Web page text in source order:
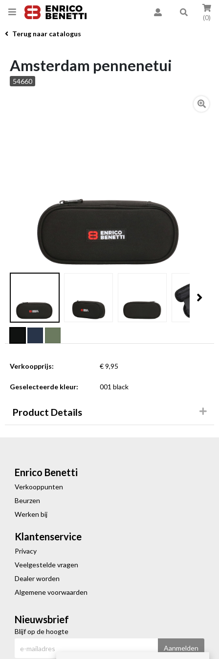
(0)
Terug naar catalogus
Amsterdam pennenetui
54660
Verkoopprijs: € 9,95
Geselecteerde kleur: 001 black
Product Details
Enrico Benetti
Verkooppunten
Beurzen
Werken bij
Klantenservice
Privacy
Veelgestelde vragen
Dealer worden
Algemene voorwaarden
Nieuwsbrief
Blijf op de hoogte
Aanmelden